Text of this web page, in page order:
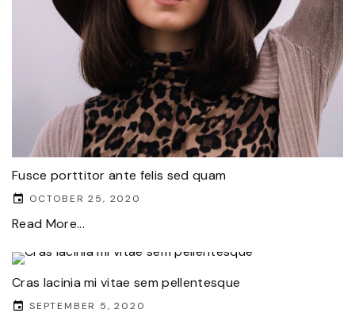
Fusce porttitor ante felis sed quam
OCTOBER 25, 2020
Read More...
Cras lacinia mi vitae sem pellentesque
SEPTEMBER 5, 2020